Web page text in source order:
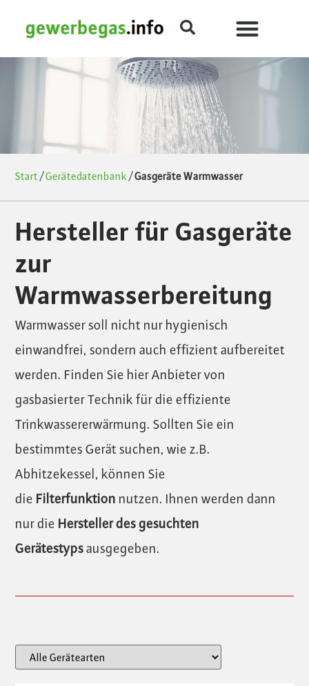
Start /Gerätedatenbank /Gasgeräte Warmwasser
Hersteller für Gasgeräte
zur
Warmwasserbereitung
Warmwasser soll nicht nur hygienisch
einwandfrei, sondern auch effizient aufbereitet
werden. Finden Sie hier Anbieter von
gasbasierter Technik für die effiziente
Trinkwassererwärmung. Sollten Sie ein
bestimmtes Gerät suchen, wie z.B.
Abhitzekessel, können Sie
die Filterfunktion nutzen. Ihnen werden dann
nur die Hersteller des gesuchten
Gerätestyps ausgegeben.